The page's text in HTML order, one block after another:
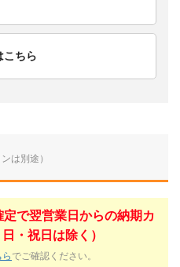
こちら
は別途）
で翌営業日からの納期カ
・祝日は除く）
ら でご確認ください。